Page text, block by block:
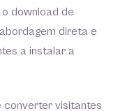
download de
direta e
a instalar a
converter visitantes